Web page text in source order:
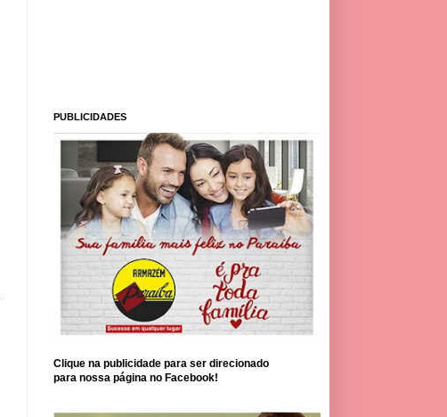
PUBLICIDADES
Clique na publicidade para ser direcionado
para nossa página no Facebook!